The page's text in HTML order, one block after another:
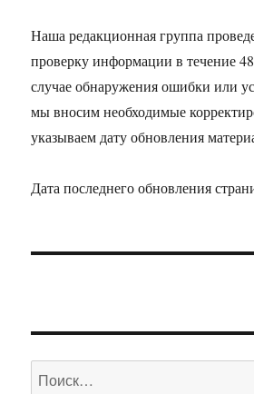
Наша редакционная группа
проверку информации в течение
случае обнаружения ошибки или
мы вносим необходимые
указываем дату обновления
Дата последнего обновления
Искать: